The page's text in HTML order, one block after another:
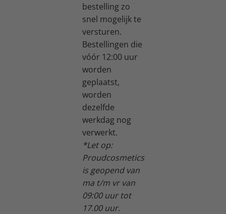
bestelling zo
snel mogelijk te
versturen.
Bestellingen die
vóór 12:00 uur
worden
geplaatst,
worden
dezelfde
werkdag nog
verwerkt.
*Let op:
Proudcosmetics
is geopend van
ma t/m vr van
09:00 uur tot
17.00 uur.